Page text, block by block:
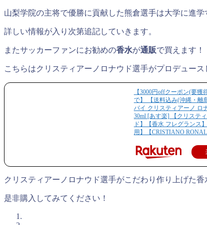
山梨学院の主将で優勝に貢献した熊倉選手は大学に進
詳しい情報が入り次第追記していきます。
またサッカーファンにお勧めの香水が通販で買えます！
こちらはクリスティアーノロナウド選手がプロデュース
【3000円offクーポン(要獲
で】 【送料込み(沖縄・離
バイ クリスティアーノ ロ
30ml [あす楽] 【クリステ
ド】【香水 フレグランス
用】【CRISTIANO
クリスティアーノロナウド選手がこだわり作り上げた
是非購入してみてください！